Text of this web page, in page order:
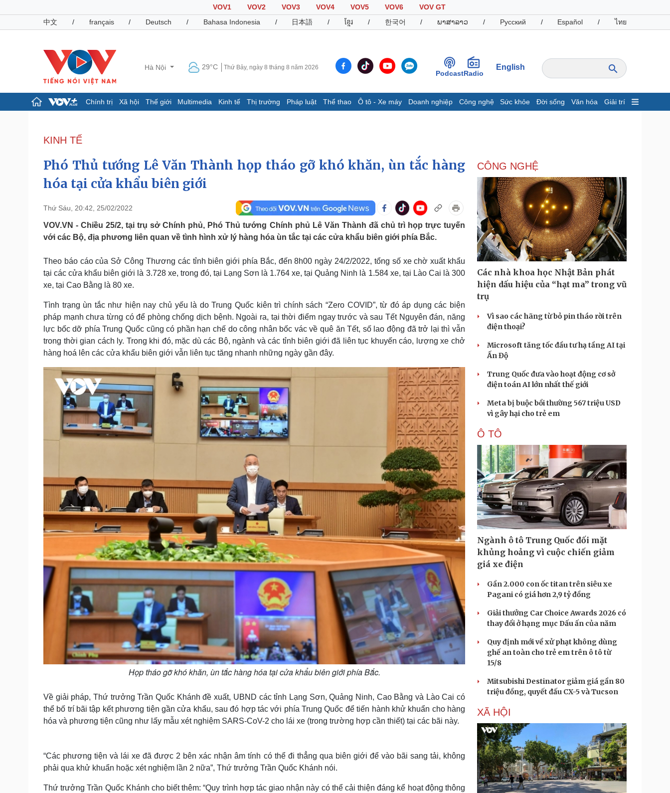
VOV1 VOV2 VOV3 VOV4 VOV5 VOV6
VOV GT
中文
/ français / Deutsch / Bahasa Indonesia / 日本語 / ខ្មែរ / 한국어 / ພາສາລາວ / Русский / Español / ไทย
Hà Nội 29°C Thứ Bảy, ngày 8 tháng 8 năm 2026
PodcastRadio
English
Chính trị Xã hội Thế giới Multimedia Kinh tế Thị trường Pháp luật Thể thao Ô tô - Xe máy Doanh nghiệp Công nghệ Sức khỏe Đời sống Văn hóa Giải trí
Đảng
Tổ chức nhân sự
Nhận diện sự thật
Dấu ấn VOV
Việc làm
Biển đảo
Infographic
Giá cà phê
Pháp luật
Tin nóng
Tư vấn luật
Việt Nam
Phân tích
Thể thao
Lịch thi đấu bóng đá
Thế giới thể thao
Hậu trường
Ô tô - Xe máy
Xe máy
Tư vấn
Doanh nghiệp
Thông tin doanh nghiệp
Doanh nghiệp 24h
Doanh nhân
Vì cộng đồng
Công nghệ
Sành điệu
Tin Công nghệ
Trải nghiệm
Chuyển đổi số
Sức khỏe
Dinh dưỡng - món ngon
Cây thuốc
Sản phụ khoa
Nhi khoa
Nam khoa
Làm đẹp - giảm cân
Phòng mạch online
Đời sống
Tình yêu - Gia đình
Văn hóa
Văn học
Âm nhạc
Di sản
Giải trí
Thời trang
Sao Việt
Du lịch
Săn Tour
Podcast
Câu chuyện thời sự
Cửa sổ tình yêu
Kể chuyện cho bé
Cải chính
KINH TẾ
Phó Thủ tướng Lê Văn Thành họp tháo gỡ khó khăn, ùn tắc hàng
hóa tại cửa khẩu biên giới
Thứ Sáu, 20:42, 25/02/2022
VOV.VN - Chiều 25/2, tại trụ sở Chính phủ, Phó Thủ tướng Chính phủ Lê Văn Thành đã chủ trì họp trực tuyến
với các Bộ, địa phương liên quan về tình hình xử lý hàng hóa ùn tắc tại các cửa khẩu biên giới phía Bắc.
Theo báo cáo của Sở Công Thương các tỉnh biên giới phía Bắc, đến 8h00 ngày 24/2/2022, tổng số xe chờ xuất khẩu
tại các cửa khẩu biên giới là 3.728 xe, trong đó, tại Lạng Sơn là 1.764 xe, tại Quảng Ninh là 1.584 xe, tại Lào Cai là 300
xe, tại Cao Bằng là 80 xe.
Tình trạng ùn tắc như hiện nay chủ yếu là do Trung Quốc kiên trì chính sách “Zero COVID”, từ đó áp dụng các biện
pháp mạnh chưa từng có để phòng chống dịch bệnh. Ngoài ra, tại thời điểm ngay trước và sau Tết Nguyên đán, năng
lực bốc dỡ phía Trung Quốc cũng có phần hạn chế do công nhân bốc vác về quê ăn Tết, số lao động đã trở lại thì vẫn
trong thời gian cách ly. Trong khi đó, mặc dù các Bộ, ngành và các tỉnh biên giới đã liên tục khuyến cáo, lượng xe chở
hàng hoá lên các cửa khẩu biên giới vẫn liên tục tăng nhanh những ngày gần đây.
Họp tháo gỡ khó khăn, ùn tắc hàng hóa tại cửa khẩu biên giới phía Bắc.
Về giải pháp, Thứ trưởng Trần Quốc Khánh đề xuất, UBND các tỉnh Lạng Sơn, Quảng Ninh, Cao Bằng và Lào Cai có
thể bố trí bãi tập kết phương tiện gần cửa khẩu, sau đó hợp tác với phía Trung Quốc để tiến hành khử khuẩn cho hàng
hóa và phương tiện cũng như lấy mẫu xét nghiệm SARS-CoV-2 cho lái xe (trong trường hợp cần thiết) tại các bãi này.
“Các phương tiện và lái xe đã được 2 bên xác nhận âm tính có thể đi thẳng qua biên giới để vào bãi sang tải, không
phải qua khử khuẩn hoặc xét nghiệm lần 2 nữa”, Thứ trưởng Trần Quốc Khánh nói.
Thứ trưởng Trần Quốc Khánh cho biết thêm: “Quy trình hợp tác giao nhận này có thể cải thiện đáng kể hoạt động thông
CÔNG NGHỆ
Các nhà khoa học Nhật Bản phát
hiện dấu hiệu của “hạt ma” trong vũ
trụ
Vì sao các hãng từ bỏ pin tháo rời trên
điện thoại?
Microsoft tăng tốc đầu tư hạ tầng AI tại
Ấn Độ
Trung Quốc đưa vào hoạt động cơ sở
điện toán AI lớn nhất thế giới
Meta bị buộc bồi thường 567 triệu USD
vì gây hại cho trẻ em
Ô TÔ
Ngành ô tô Trung Quốc đối mặt
khủng hoảng vì cuộc chiến giảm
giá xe điện
Gần 2.000 con ốc titan trên siêu xe
Pagani có giá hơn 2,9 tỷ đồng
Giải thưởng Car Choice Awards 2026 có
thay đổi ở hạng mục Dấu ấn của năm
Quy định mới về xử phạt không dùng
ghế an toàn cho trẻ em trên ô tô từ
15/8
Mitsubishi Destinator giảm giá gần 80
triệu đồng, quyết đấu CX-5 và Tucson
XÃ HỘI